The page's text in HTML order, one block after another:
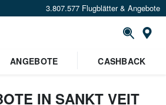
3.807.577 Flugblätter & Angebote
ANGEBOTE CASHBACK
IN SANKT VEIT